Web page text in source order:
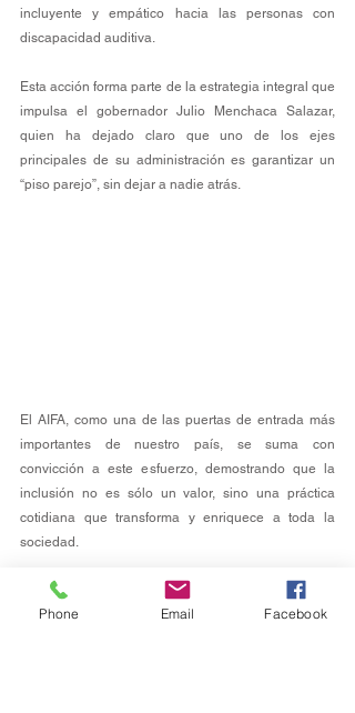
incluyente y empático hacia las personas con
discapacidad auditiva.
Esta acción forma parte de la estrategia integral que
impulsa el gobernador Julio Menchaca Salazar,
quien ha dejado claro que uno de los ejes
principales de su administración es garantizar un
“piso parejo”, sin dejar a nadie atrás.
El AIFA, como una de las puertas de entrada más
importantes de nuestro país, se suma con
convicción a este esfuerzo, demostrando que la
inclusión no es sólo un valor, sino una práctica
cotidiana que transforma y enriquece a toda la
sociedad.
EstatalPhone Email Facebook